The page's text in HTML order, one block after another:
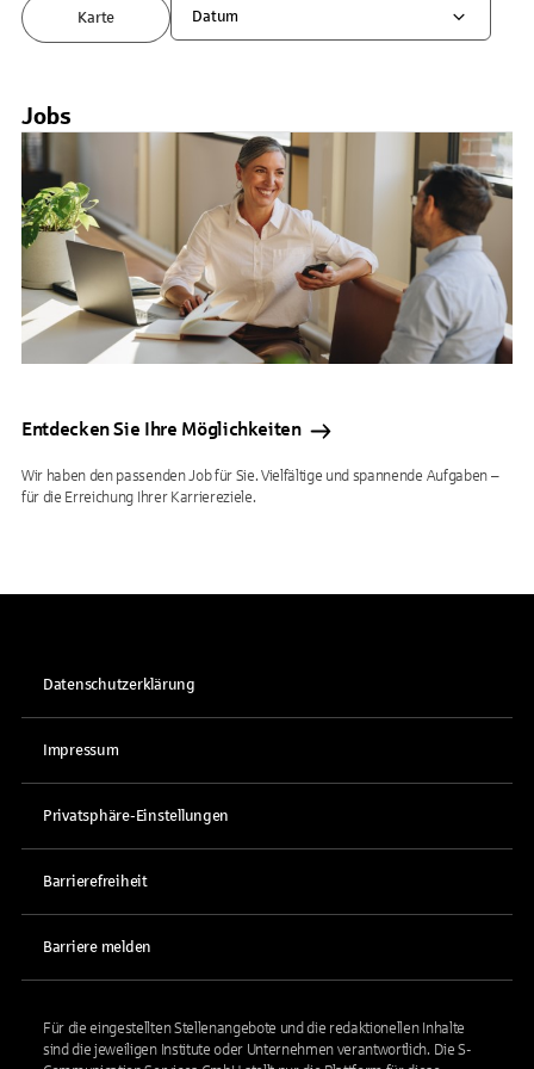
Karte
Datum
Jobs
Entdecken Sie Ihre Möglichkeiten
Wir haben den passenden Job für Sie. Vielfältige und spannende Aufgaben –
für die Erreichung Ihrer Karriereziele.
Datenschutzerklärung
Impressum
Privatsphäre-Einstellungen
Barrierefreiheit
Barriere melden
Für die eingestellten Stellenangebote und die redaktionellen Inhalte
sind die jeweiligen Institute oder Unternehmen verantwortlich. Die S-